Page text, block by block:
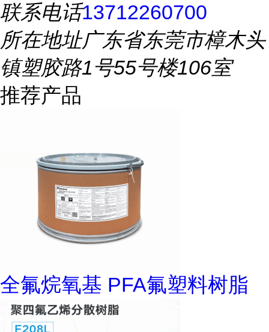
联系电话13712260700
所在地址广东省东莞市樟木头
镇塑胶路1号55号楼106室
推荐产品
全氟烷氧基 PFA氟塑料树脂